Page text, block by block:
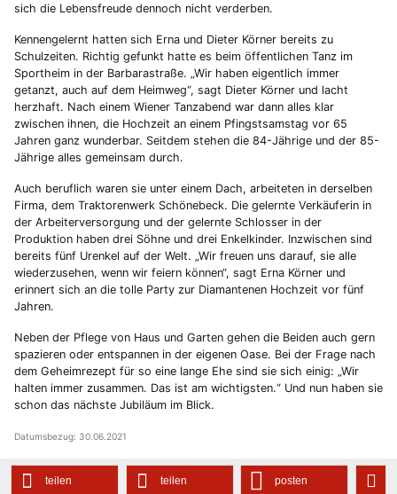
sich die Lebensfreude dennoch nicht verderben.
Kennengelernt hatten sich Erna und Dieter Körner bereits zu
Schulzeiten. Richtig gefunkt hatte es beim öffentlichen Tanz im
Sportheim in der Barbarastraße. „Wir haben eigentlich immer
getanzt, auch auf dem Heimweg“, sagt Dieter Körner und lacht
herzhaft. Nach einem Wiener Tanzabend war dann alles klar
zwischen ihnen, die Hochzeit an einem Pfingstsamstag vor 65
Jahren ganz wunderbar. Seitdem stehen die 84-Jährige und der 85-
Jährige alles gemeinsam durch.
Auch beruflich waren sie unter einem Dach, arbeiteten in derselben
Firma, dem Traktorenwerk Schönebeck. Die gelernte Verkäuferin in
der Arbeiterversorgung und der gelernte Schlosser in der
Produktion haben drei Söhne und drei Enkelkinder. Inzwischen sind
bereits fünf Urenkel auf der Welt. „Wir freuen uns darauf, sie alle
wiederzusehen, wenn wir feiern können“, sagt Erna Körner und
erinnert sich an die tolle Party zur Diamantenen Hochzeit vor fünf
Jahren.
Neben der Pflege von Haus und Garten gehen die Beiden auch gern
spazieren oder entspannen in der eigenen Oase. Bei der Frage nach
dem Geheimrezept für so eine lange Ehe sind sie sich einig: „Wir
halten immer zusammen. Das ist am wichtigsten.“ Und nun haben sie
schon das nächste Jubiläum im Blick.
Datumsbezug: 30.06.2021
teilen teilen posten